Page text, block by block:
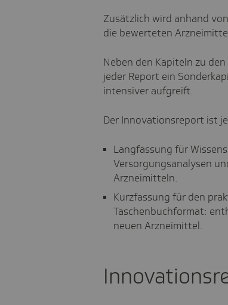
Zusätzlich wird anhand
die bewerteten
Neben den Kapiteln zu
jeder Report ein
intensiver aufgreift.
Der Innovationsreport ist
Langfassung für
Versorgungsanalysen
Arzneimitteln.
Kurzfassung für den
Taschenbuchformat:
neuen Arzneimittel.